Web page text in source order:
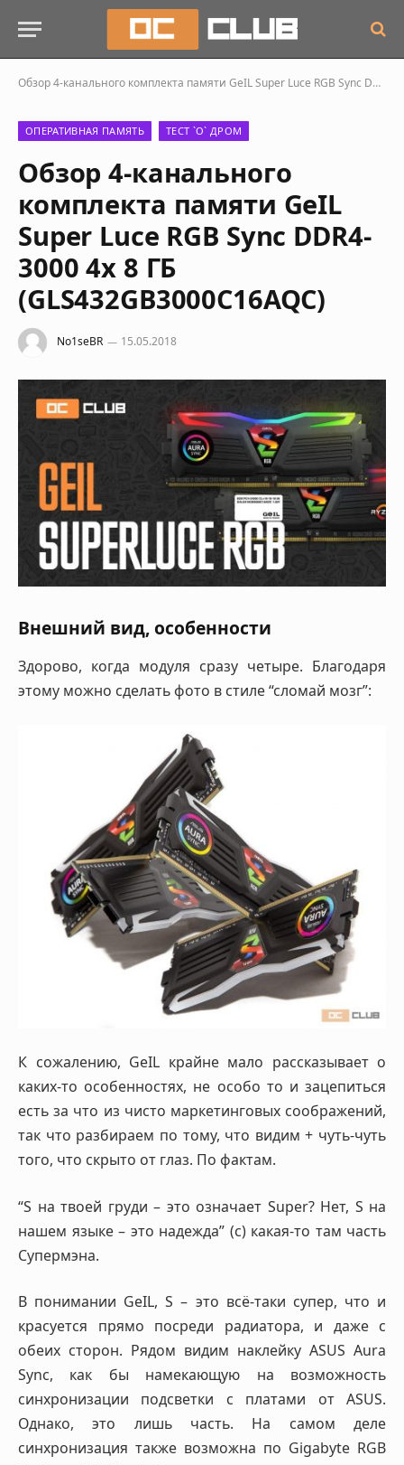
Обзор 4-канального комплекта памяти GeIL Super Luce RGB Sync DDR4-3000 4x 8 ГБ (GLS432GB3000C16AQC)
ОПЕРАТИВНАЯ ПАМЯТЬ ТЕСТ `О` ДРОМ
Обзор 4-канального
комплекта памяти GeIL
Super Luce RGB Sync DDR4-
3000 4x 8 ГБ
(GLS432GB3000C16AQC)
No1seBR 15.05.2018
Внешний вид, особенности
Здорово, когда модуля сразу четыре. Благодаря
этому можно сделать фото в стиле “сломай мозг”:
К сожалению, GeIL крайне мало рассказывает о
каких-то особенностях, не особо то и зацепиться
есть за что из чисто маркетинговых соображений,
так что разбираем по тому, что видим + чуть-чуть
того, что скрыто от глаз. По фактам.
“S на твоей груди – это означает Super? Нет, S на
нашем языке – это надежда” (с) какая-то там часть
Супермэна.
В понимании GeIL, S – это всё-таки супер, что и
красуется прямо посреди радиатора, и даже с
обеих сторон. Рядом видим наклейку ASUS Aura
Sync, как бы намекающую на возможность
синхронизации подсветки с платами от ASUS.
Однако, это лишь часть. На самом деле
синхронизация также возможна по Gigabyte RGB